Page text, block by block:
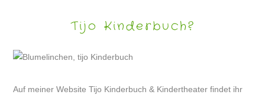
Tijo Kinderbuch?
Auf meiner Website Tijo Kinderbuch & Kindertheater findet ihr